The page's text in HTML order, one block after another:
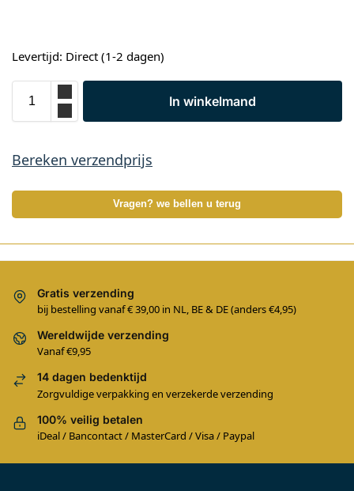
Levertijd: Direct (1-2 dagen)
In winkelmand
Bereken verzendprijs
Vragen? we bellen u terug
Gratis verzending
bij bestelling vanaf € 39,00 in NL, BE & DE (anders €4,95)
Wereldwijde verzending
Vanaf €9,95
14 dagen bedenktijd
Zorgvuldige verpakking en verzekerde verzending
100% veilig betalen
iDeal / Bancontact / MasterCard / Visa / Paypal